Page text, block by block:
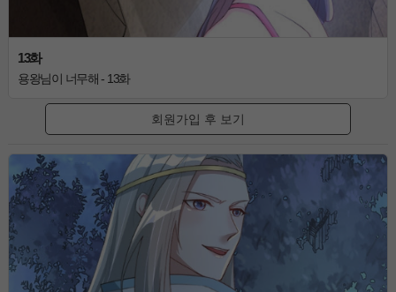
13화
용왕님이 너무해 - 13화
회원가입 후 보기